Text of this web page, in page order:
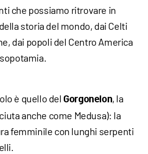
che possiamo ritrovare in
storia del mondo, dai Celti
dai popoli del Centro America
è quello del Gorgoneion, la
anche come Medusa): la
femminile con lunghi serpenti